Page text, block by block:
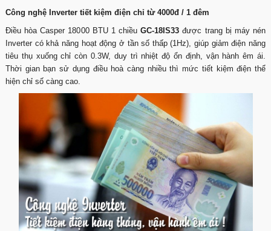
Công nghệ Inverter tiết kiệm điện chỉ từ 4000đ / 1 đêm
Điều hòa Casper 18000 BTU 1 chiềuGC-18IS33 được trang bị máy nén
Inverter có khả năng hoạt động ở tần số thấp (1Hz), giúp giảm điện năng
tiêu thụ xuống chỉ còn 0.3W, duy trì nhiệt độ ổn định, vận hành êm ái.
Thời gian bạn sử dụng điều hoà càng nhiều thì mức tiết kiệm điện thể
hiện chỉ số càng cao.